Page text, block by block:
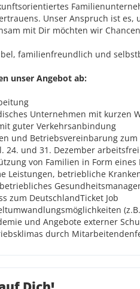
Unser Anspruch ist
mit Dir möchten wir
familienfreundlich und
unser Angebot ab:
Unternehmen mit kurzen
guter Verkehrsanbindung
und Betriebsvereinbarung
24. und 31. Dezember arbeitsfrei
von Familien in Form
Leistungen, betriebliche
zum DeutschlandTicket Job
(z.B.
und Angebote externer
durch